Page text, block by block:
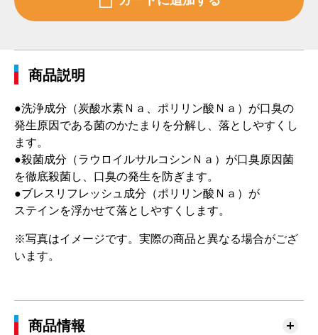
商品説明
●洗浄成分（炭酸水素Ｎａ、ポリリン酸Ｎａ）が口臭の
発生原因である菌のかたまりを分解し、落としやすくし
ます。
●殺菌成分（ラウロイルサルコシンＮａ）が口臭原因菌
を徹底殺菌し、口臭の発生を防ぎます。
●ブレスリフレッシュ成分（ポリリン酸Ｎａ）が
ステインを浮かせて落としやすくします。
※写真はイメージです。実際の商品と異なる場合がござ
います。
商品情報